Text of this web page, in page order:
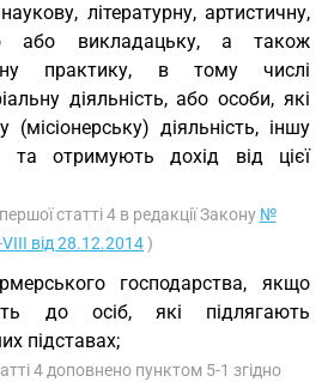
літературну, артистичну,
або викладацьку, а також
практику, в тому числі
діяльність, або особи, які
(місіонерську) діяльність, іншу
та отримують дохід від цієї
статті 4 в редакції Закону №
від 28.12.2014)
господарства, якщо
до осіб, які підлягають
підставах;
4 доповнено пунктом 5-1 згідно